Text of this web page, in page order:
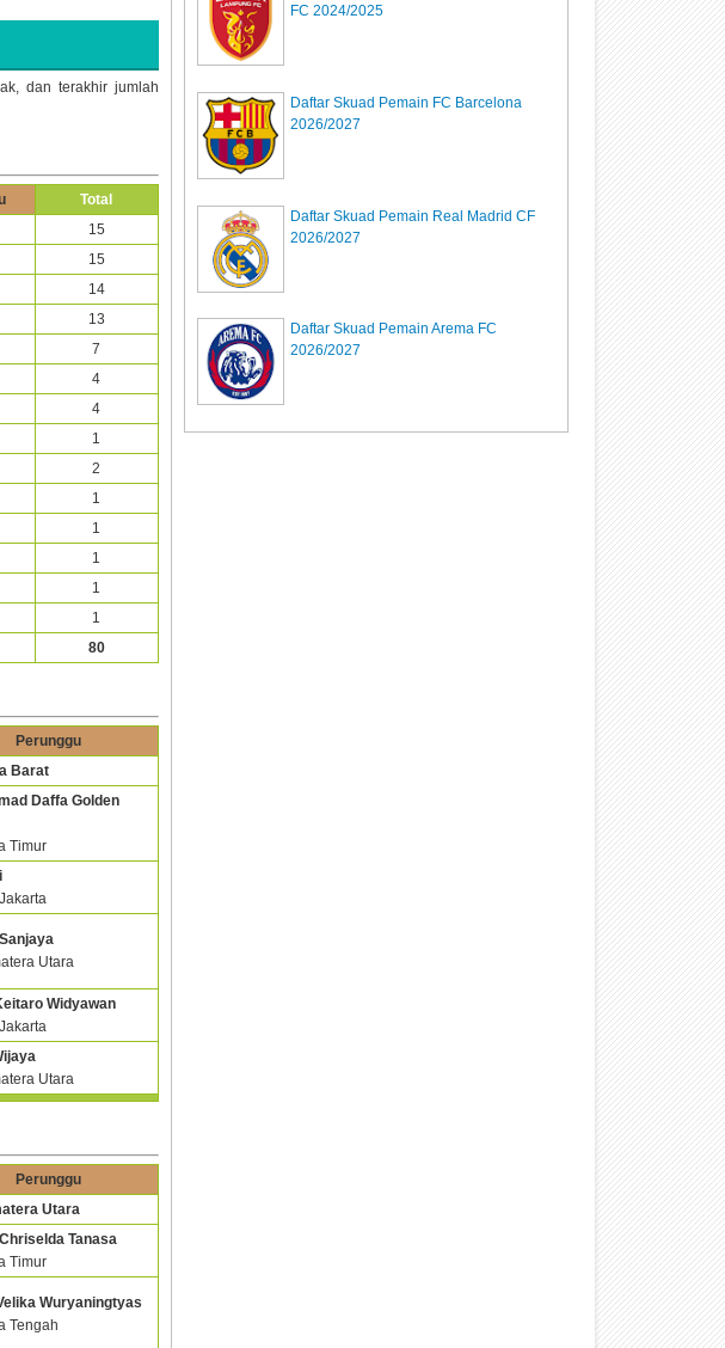
dan terakhir jumlah
Total
15
15
14
13
7
4
4
1
2
1
1
1
1
1
80
Perunggu
Barat
Daffa Golden
Timur
Utara
Widyawan
Utara
Perunggu
Utara
Tanasa
Timur
Wuryaningtyas
Tengah
FC 2024/2025
Daftar Skuad Pemain FC Barcelona
2026/2027
Daftar Skuad Pemain Real Madrid CF
2026/2027
Daftar Skuad Pemain Arema FC
2026/2027